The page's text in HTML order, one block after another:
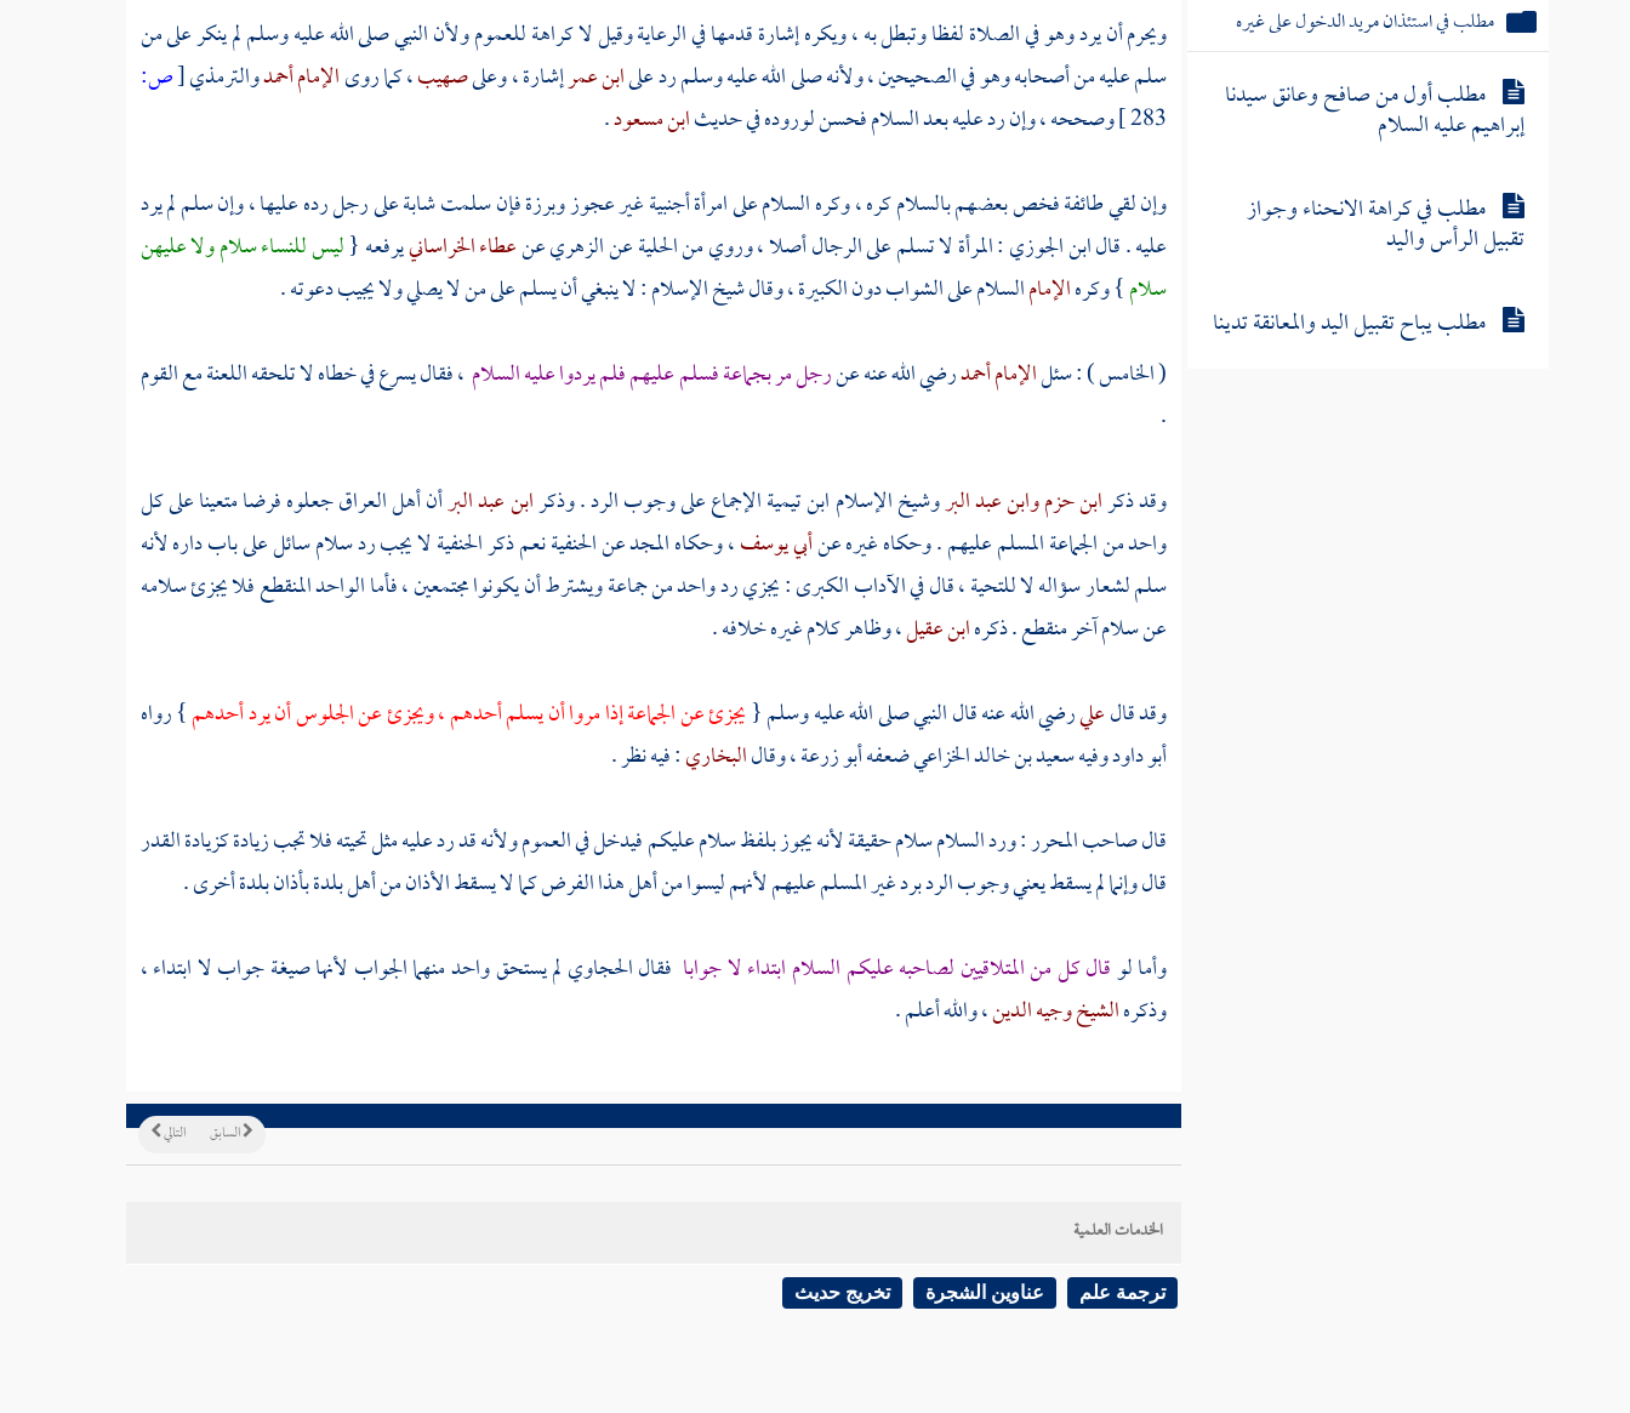
مطلب في استئذان مريد الدخول على غيره
مطلب أول من صافح وعانق سيدنا
إبراهيم عليه السلام
مطلب في كراهة الانحناء وجواز
تقبيل الرأس واليد
مطلب يباح تقبيل اليد والمعانقة تدينا
ويحرم أن يرد وهو في الصلاة لفظا وتبطل به ، ويكره إشارة قدمها في الرعاية وقيل لا كراهة للعموم ولأن النبي صلى الله عليه وسلم لم ينكر على من
سلم عليه من أصحابه وهو في الصحيحين ، ولأنه صلى الله عليه وسلم رد علىابن عمرإشارة ، وعلىصهيب، كما روىالإمام أحمدوالترمذي[ص:
283 ] وصححه ، وإن رد عليه بعد السلام فحسن لوروده في حديثابن مسعود.
وإن لقي طائفة فخص بعضهم بالسلام كره ، وكره السلام على امرأة أجنبية غير عجوز وبرزة فإن سلمت شابة على رجل رده عليها ، وإن سلم لم يرد
عليه . قالابن الجوزي: المرأة لا تسلم على الرجال أصلا ، وروي من الحلية عنالزهريعنعطاء الخراسانييرفعه {ليس للنساء سلام ولا عليهن
سلام} وكرهالإمامالسلام على الشواب دون الكبيرة ، وقالشيخ الإسلام: لا ينبغي أن يسلم على من لا يصلي ولا يجيب دعوته .
( الخامس ) : سئلالإمام أحمدرضي الله عنه عنرجل مر بجماعة فسلم عليهم فلم يردوا عليه السلام ، فقال يسرع في خطاه لا تلحقه اللعنة مع القوم
.
وقد ذكرابن حزموابن عبد البروشيخ الإسلامابن تيميةالإجماع على وجوب الرد . وذكرابن عبد البرأن أهلالعراقجعلوه فرضا متعينا على كل
واحد من الجماعة المسلم عليهم . وحكاه غيره عنأبي يوسف، وحكاهالمجدعن الحنفية نعم ذكر الحنفية لا يجب رد سلام سائل على باب داره لأنه
سلم لشعار سؤاله لا للتحية ، قال في الآداب الكبرى : يجزي رد واحد من جماعة ويشترط أن يكونوا مجتمعين ، فأما الواحد المنقطع فلا يجزئ سلامه
عن سلام آخر منقطع . ذكرهابن عقيل، وظاهر كلام غيره خلافه .
وقد قالعليرضي الله عنه قال النبي صلى الله عليه وسلم {يجزئ عن الجماعة إذا مروا أن يسلم أحدهم ، ويجزئ عن الجلوس أن يرد أحدهم} رواه
أبو داودوفيهسعيد بن خالد الخزاعيضعفهأبو زرعة، وقالالبخاري: فيه نظر .
قال صاحب المحرر : ورد السلام سلام حقيقة لأنه يجوز بلفظ سلام عليكم فيدخل في العموم ولأنه قد رد عليه مثل تحيته فلا تجب زيادة كزيادة القدر
قال وإنما لم يسقط يعني وجوب الرد برد غير المسلم عليهم لأنهم ليسوا من أهل هذا الفرض كما لا يسقط الأذان من أهل بلدة بأذان بلدة أخرى .
وأما لوقال كل من المتلاقيين لصاحبه عليكم السلام ابتداء لا جوابا فقالالحجاويلم يستحق واحد منهما الجواب لأنها صيغة جواب لا ابتداء ،
وذكرهالشيخ وجيه الدين، والله أعلم .
التالي السابق
الخدمات العلمية
ترجمة علم عناوين الشجرة تخريج حديث